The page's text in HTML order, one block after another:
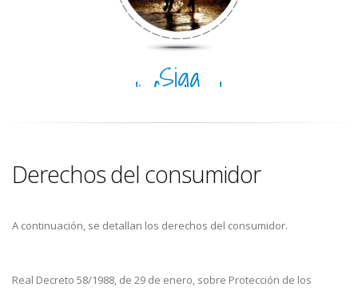
Siga
disfrutando
del día
Derechos del consumidor
A continuación, se detallan los derechos del consumidor.
Real Decreto 58/1988, de 29 de enero, sobre Protección de los